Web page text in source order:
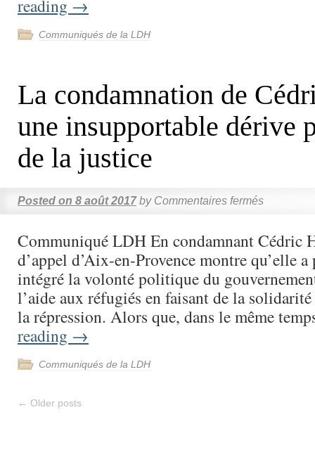
reading →
Communiqués de la LDH
La condamnation de
une insupportable dérive
de la justice
Posted on 8 août 2017 by Commentaires fermés
Communiqué LDH En condamnant Cédric
d’appel d’Aix-en-Provence montre qu’elle
intégré la volonté politique du
l’aide aux réfugiés en faisant de la
la répression. Alors que, dans le même
reading →
Communiqués de la LDH
← Older posts